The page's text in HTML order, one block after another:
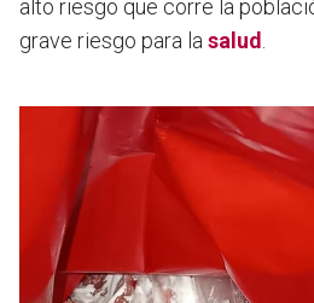
alto riesgo que corre la
grave riesgo para la salud